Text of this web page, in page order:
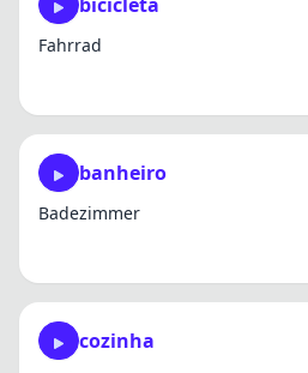
Fahrrad
banheiro
Badezimmer
cozinha